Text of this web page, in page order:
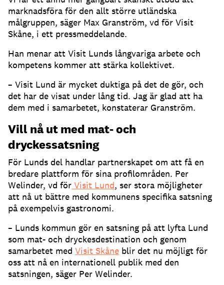
marknadsföra för den allt större utländska
målgruppen, säger Max Granström, vd för Visit
Skåne, i ett pressmeddelande.
Han menar att Visit Lunds långvariga arbete och
kompetens kommer att stärka kollektivet.
– Visit Lund är mycket duktiga på det de gör, och
det har de visat under lång tid. Jag är glad att ha
dem med i samarbetet, konstaterar Granström.
Vill nå ut med mat- och
dryckessatsning
För Lunds del handlar partnerskapet om att få en
bredare plattform för sina profilområden. Per
Welinder, vd för Visit Lund, ser stora möjligheter
att nå ut bättre med kommunens specifika satsning
på exempelvis gastronomi.
– Lunds kommun gör en satsning på att lyfta Lund
som mat- och dryckesdestination och genom
samarbetet med Visit Skåne blir det nu möjligt för
oss att nå en internationell publik med den
satsningen, säger Per Welinder.